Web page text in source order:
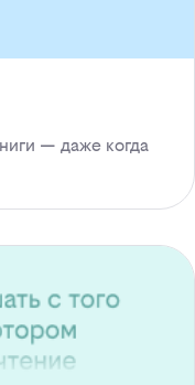
— даже когда